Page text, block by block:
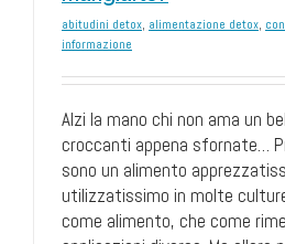
abitudini detox, alimentazione detox,
informazione
Alzi la mano chi non ama un
croccanti appena sfornate…
sono un alimento
utilizzatissimo in molte
come alimento, che come